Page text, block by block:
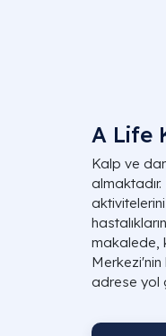
A Life
Kalp ve
makalede,
Merkezi'nin
adrese yol